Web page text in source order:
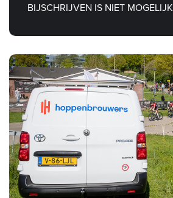
BIJSCHRIJVEN IS NIET MOGELIJK